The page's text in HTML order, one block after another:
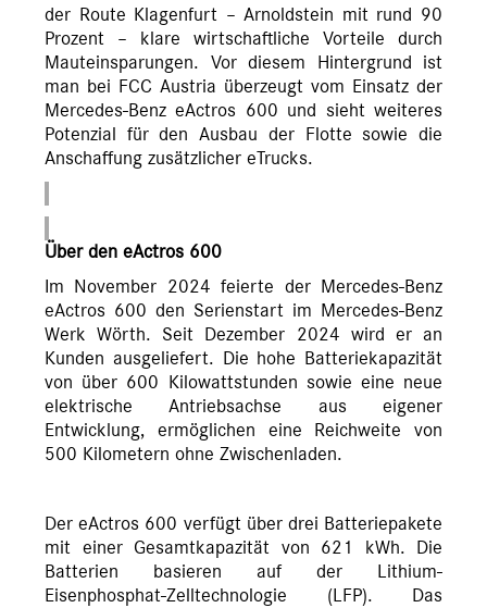
der Route Klagenfurt – Arnoldstein mit rund 90
Prozent – klare wirtschaftliche Vorteile durch
Mauteinsparungen. Vor diesem Hintergrund ist
man bei FCC Austria überzeugt vom Einsatz der
Mercedes-Benz eActros 600 und sieht weiteres
Potenzial für den Ausbau der Flotte sowie die
Anschaffung zusätzlicher eTrucks.
Über den eActros 600
Im November 2024 feierte der Mercedes-Benz
eActros 600 den Serienstart im Mercedes-Benz
Werk Wörth. Seit Dezember 2024 wird er an
Kunden ausgeliefert. Die hohe Batteriekapazität
von über 600 Kilowattstunden sowie eine neue
elektrische Antriebsachse aus eigener
Entwicklung, ermöglichen eine Reichweite von
500 Kilometern ohne Zwischenladen.
Der eActros 600 verfügt über drei Batteriepakete
mit einer Gesamtkapazität von 621 kWh. Die
Batterien basieren auf der Lithium-
Eisenphosphat-Zelltechnologie (LFP). Das